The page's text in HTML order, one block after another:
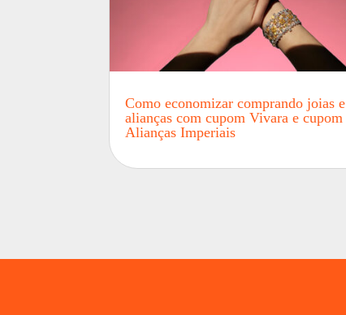
Como economizar comprando joias e
alianças com cupom Vivara e cupom
Alianças Imperiais